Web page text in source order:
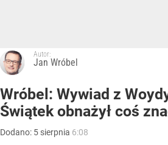
Autor:
Jan Wróbel
Wróbel: Wywiad z
Świątek obnażył coś
Dodano: 5 sierpnia 6:08